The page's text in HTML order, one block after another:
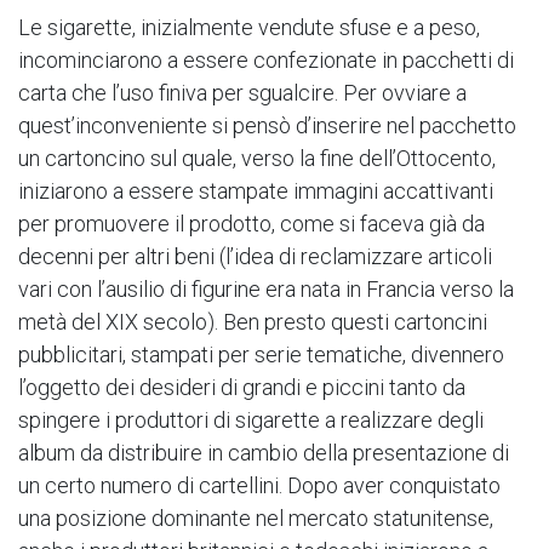
Le sigarette, inizialmente vendute sfuse e a peso,
incominciarono a essere confezionate in pacchetti di
carta che l’uso finiva per sgualcire. Per ovviare a
quest’inconveniente si pensò d’inserire nel pacchetto
un cartoncino sul quale, verso la fine dell’Ottocento,
iniziarono a essere stampate immagini accattivanti
per promuovere il prodotto, come si faceva già da
decenni per altri beni (l’idea di reclamizzare articoli
vari con l’ausilio di figurine era nata in Francia verso la
metà del XIX secolo). Ben presto questi cartoncini
pubblicitari, stampati per serie tematiche, divennero
l’oggetto dei desideri di grandi e piccini tanto da
spingere i produttori di sigarette a realizzare degli
album da distribuire in cambio della presentazione di
un certo numero di cartellini. Dopo aver conquistato
una posizione dominante nel mercato statunitense,